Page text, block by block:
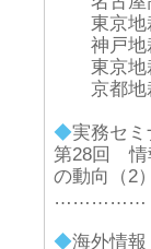
東京地裁
神戸地裁
東京地裁
京都地裁
◆実務セミ
第28回 情
の動向（2）
……………
◆海外情報